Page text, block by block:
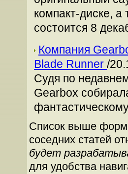
компакт-диске,
состоится 8
Компания
Blade Runner /
Судя по
Gearbox
Список выше
соседних статей
будет
для удобства